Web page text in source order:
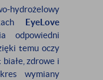
EyeLove
odpowiedni
temu oczy
zdrowe i
wymiany